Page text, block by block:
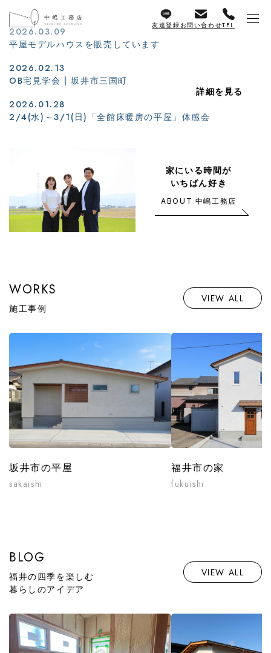
友達登録お問い合わせTEL
詳細を見る
2026.03.09
平屋モデルハウスを販売しています
2026.02.13
OB宅見学会 | 坂井市三国町
2026.01.28
2/4(水)～3/1(日)「全館床暖房の平屋」体感会
家にいる時間が
いちばん好き
ABOUT 中嶋工務店
WORKS
施工事例
VIEW ALL
坂井市の平屋
sakaishi
福井市の家
fukuishi
BLOG
福井の四季を楽しむ
暮らしのアイデア
VIEW ALL